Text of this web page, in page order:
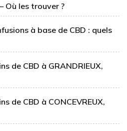
Où les trouver ?
à base de CBD : quels
de CBD à GRANDRIEUX,
de CBD à CONCEVREUX,